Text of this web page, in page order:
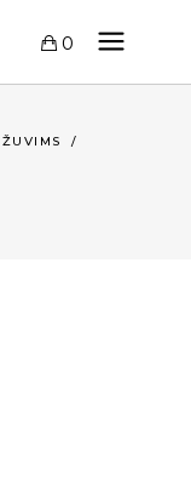
0
ŽUVIMS /